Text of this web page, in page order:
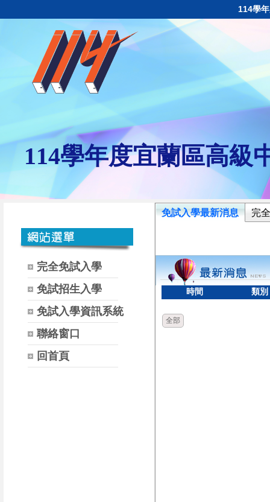
114學
114學年度宜蘭區高級
完全免試入學
免試招生入學
免試入學資訊系統
聯絡窗口
回首頁
免試入學最新消息 完
時間 類別
全部